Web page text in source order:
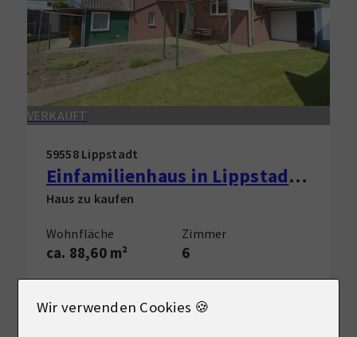
VERKAUFT
59558 Lippstadt
Einfamilienhaus in Lippstadt zu verkaufen!
Haus zu kaufen
Wohnfläche
ca. 88,60 m²
Zimmer
6
Wir verwenden Cookies 🍪